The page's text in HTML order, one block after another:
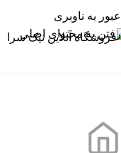
عبور به ناوبری
رفتن به محتوای اصلی